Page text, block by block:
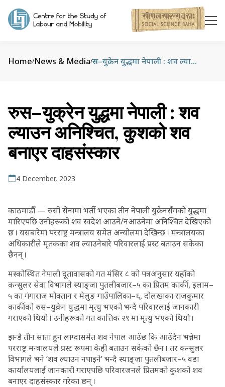
Home/News & Media/ रुस–युक्रेन युद्धमा नेपाली : शव ल्याउन अनिश्चित, कुशको शव बनाएर दाहसंस्कार
रुस–युक्रेन युद्धमा नेपाली : शव
ल्याउन अनिश्चित, कुशको शव
बनाएर दाहसंस्कार
4 December, 2023
काठमाडौँ — रुसी सेनामा भर्ती भएका तीन नेपाली युक्रेनसँगको युद्धमा
मारिएपछि उनीहरूको शव स्वदेश आउने/नआउनेमा अनिश्चित देखिएको
छ । यसबारेमा परराष्ट्र मन्त्रालय समेत अन्योलमा देखिन्छ । मन्त्रालयका
अधिकारीले मृतकका शव ल्याउनेबारे परिवारलाई प्रस्ट बताउन सकेका
छैनन् ।
मस्कोस्थित नेपाली दूतावासको गत मंसिर ८ को पत्रअनुसार यहाँको
कन्सुलर सेवा विभागले स्याङ्जा पुतलीबजार–५ का प्रितम कार्की, इलाम–
५ का गंगाराज मोक्तान र मेलुङ गाउँपालिका–६, दोलखाका राजकुमार
कार्कीको रुस–युक्रेन युद्धमा मृत्यु भएको भन्दै परिवारलाई जानकारी
गराएको थियो । उनीहरूको गत कात्तिक २९ मा मृत्यु भएको थियो ।
झन्डै तीन साता हुन लाग्दासमेत शव नेपाल आउँछ कि आउँदैन भन्नेमा
परराष्ट्र मन्त्रालयले प्रस्ट रूपमा केही बताउन सकेको छैन । तर कन्सुलर
विभागले भने ‘शव ल्याउन नपाइने’ भन्दै स्याङ्जा पुतलीबजार–५ वडा
कार्यालयलाई जानकारी गराएपछि परिवारजनले प्रितमको कुशको शव
बनाएर दाहसंस्कार गरेका छन् ।